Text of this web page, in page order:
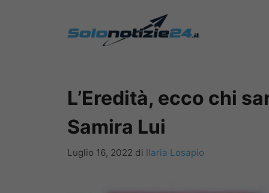
L’Eredità, ecco chi
Samira Lui
Luglio 16, 2022 di Ilaria Losapio